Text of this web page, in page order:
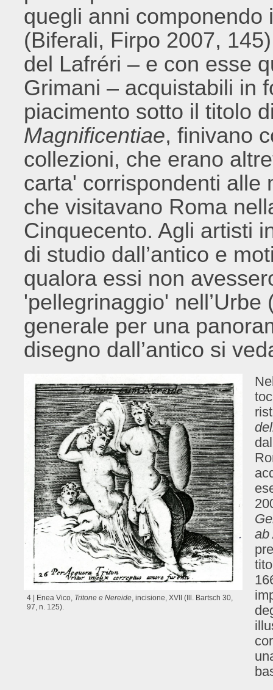
quegli anni
(Biferali, Firpo 2007,
del Lafréri – e con esse
Grimani – acquistabili in
piacimento sotto il titolo
Magnificentiae, finivano
collezioni, che erano
carta' corrispondenti alle
che visitavano Roma
Cinquecento. Agli artisti
di studio dall’antico e
qualora essi non
'pellegrinaggio'
generale per una
disegno dall’antico si
4 | Enea Vico, Tritone e Nereide , incisione, XVII (Ill. Bartsch 30,
97, n. 125).
ab